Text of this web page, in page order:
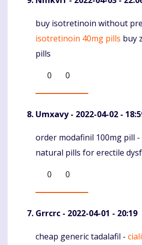
Komentaras
buy isotretinoin without
isotretinoin 40mg pills buy
pills
0
0
Umxavy- 2022-04-02 -
Komentaras
order modafinil 100mg pill -
natural pills for erectile
0
0
Grrcrc - 2022-04-01 - 20:19
Komentaras
cheap generic tadalafil -